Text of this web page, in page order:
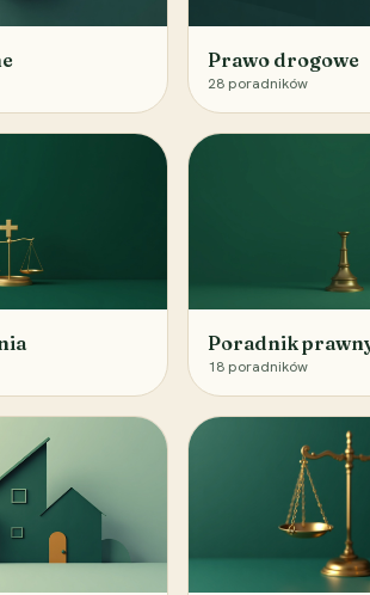
Prawo drogowe
28 poradników
Poradnik
18 poradników